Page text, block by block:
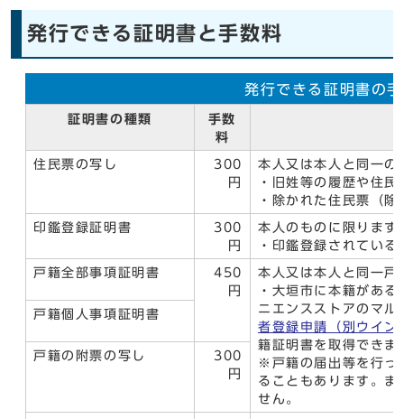
発行できる証明書と手数料
発行できる証明書の
証明書の種類
手数
料
住民票の写し
300
円
本人又は本人と同一の
・旧姓等の履歴や住
・除かれた住民票（
印鑑登録証明書
300
円
本人のものに限ります
・印鑑登録されている
戸籍全部事項証明書
450
円
本人又は本人と同一戸
・大垣市に本籍があ
ニエンスストアのマ
者登録申請
（別ウイ
籍証明書を取得でき
※戸籍の届出等を行っ
ることもあります。
せん。
戸籍個人事項証明書
戸籍の附票の写し
300
円